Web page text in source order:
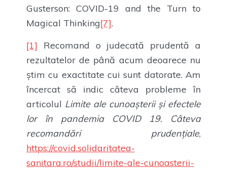
Gusterson: COVID-19 and the Turn to
Magical Thinking[7].
[1] Recomand o judecată prudentă a
rezultatelor de până acum deoarece nu
știm cu exactitate cui sunt datorate. Am
încercat să indic câteva probleme în
articolul Limite ale cunoașterii și efectele
lor în pandemia COVID 19. Câteva
recomandări prudențiale,
https://covid.solidaritatea-
sanitara.ro/studii/limite-ale-cunoasterii-